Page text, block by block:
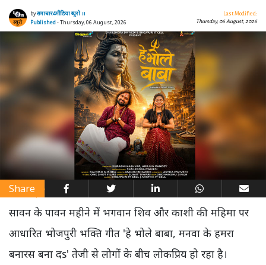
byसमाचार4मीडिया ब्यूरो ।।
Published - Thursday, 06 August, 2026
Last Modified:
Thursday, 06 August, 2026
Share
सावन के पावन महीने में भगवान शिव और काशी की महिमा पर
आधारित भोजपुरी भक्ति गीत 'हे भोले बाबा, मनवा के हमरा
बनारस बना दs' तेजी से लोगों के बीच लोकप्रिय हो रहा है।